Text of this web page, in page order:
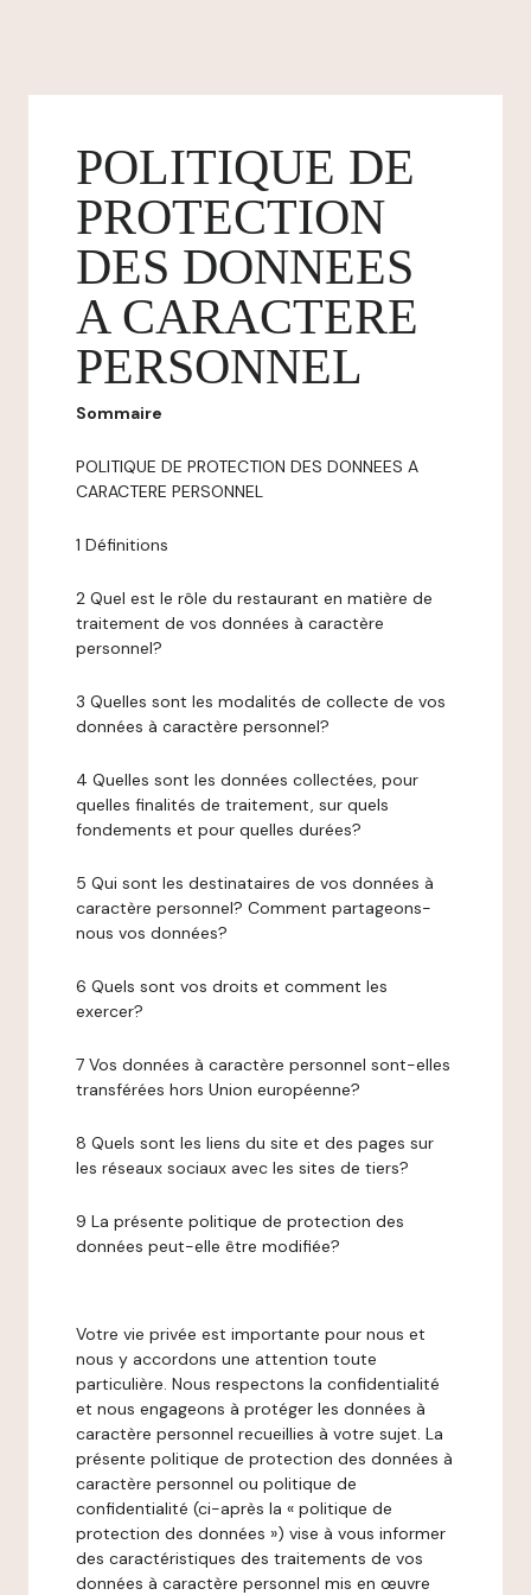
POLITIQUE DE
PROTECTION
DES DONNEES
A CARACTERE
PERSONNEL
Sommaire
POLITIQUE DE PROTECTION DES DONNEES A
CARACTERE PERSONNEL
1 Définitions
2 Quel est le rôle du restaurant en matière de
traitement de vos données à caractère
personnel?
3 Quelles sont les modalités de collecte de vos
données à caractère personnel?
4 Quelles sont les données collectées, pour
quelles finalités de traitement, sur quels
fondements et pour quelles durées?
5 Qui sont les destinataires de vos données à
caractère personnel? Comment partageons-
nous vos données?
6 Quels sont vos droits et comment les
exercer?
7 Vos données à caractère personnel sont-elles
transférées hors Union européenne?
8 Quels sont les liens du site et des pages sur
les réseaux sociaux avec les sites de tiers?
9 La présente politique de protection des
données peut-elle être modifiée?
Votre vie privée est importante pour nous et
nous y accordons une attention toute
particulière. Nous respectons la confidentialité
et nous engageons à protéger les données à
caractère personnel recueillies à votre sujet. La
présente politique de protection des données à
caractère personnel ou politique de
confidentialité (ci-après la « politique de
protection des données ») vise à vous informer
des caractéristiques des traitements de vos
données à caractère personnel mis en œuvre